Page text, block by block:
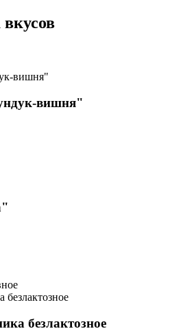
вишня"
безлактозное